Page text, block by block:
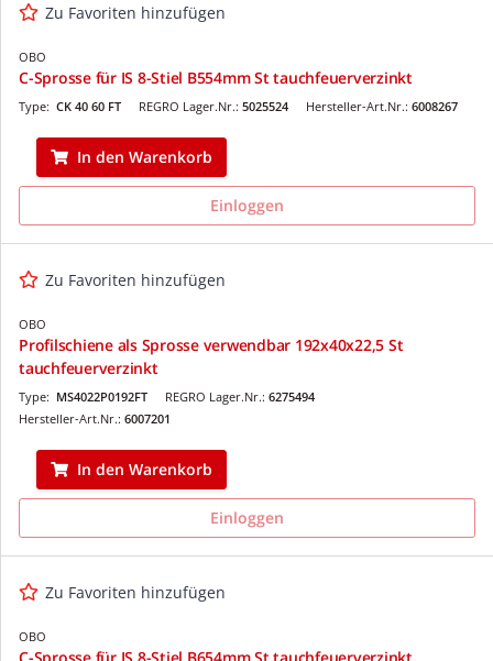
Zu Favoriten hinzufügen
OBO
C-Sprosse für IS 8-Stiel B554mm St tauchfeuerverzinkt
REGRO Lager.Nr.: 5025524
Type: CK 40 60 FT Hersteller-Art.Nr.: 6008267
In den Warenkorb
Einloggen
Zu Favoriten hinzufügen
OBO
Profilschiene als Sprosse verwendbar 192x40x22,5 St
tauchfeuerverzinkt
REGRO Lager.Nr.: 6275494
Type: MS4022P0192FT
Hersteller-Art.Nr.: 6007201
In den Warenkorb
Einloggen
Zu Favoriten hinzufügen
OBO